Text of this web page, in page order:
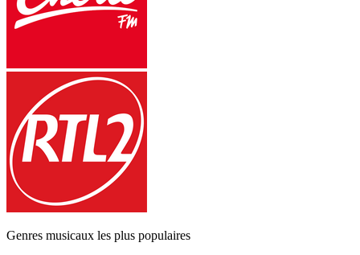
Genres musicaux les plus populaires